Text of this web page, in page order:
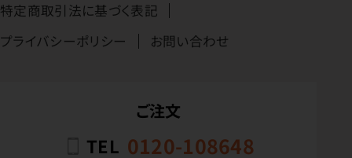
特定商取引法に基づく表記
プライバシーポリシー
お問い合わせ
ご注文
TEL 0120-108648